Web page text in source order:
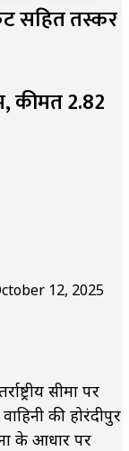
सहित तस्कर
कीमत 2.82
12, 2025
सीमा पर
की होरंदीपुर
के आधार पर